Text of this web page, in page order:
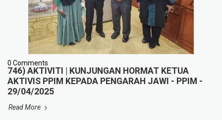
0 Comments
746) AKTIVITI | KUNJUNGAN HORMAT KETUA
AKTIVIS PPIM KEPADA PENGARAH JAWI - PPIM -
29/04/2025
Read More